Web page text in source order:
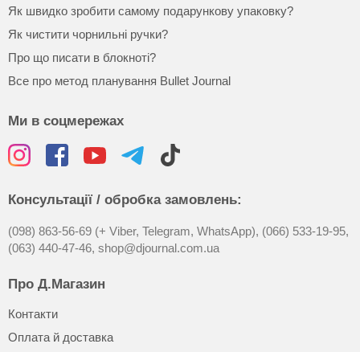
Як швидко зробити самому подарункову упаковку?
Як чистити чорнильні ручки?
Про що писати в блокноті?
Все про метод планування Bullet Journal
Ми в соцмережах
Консультації / обробка замовлень:
(098) 863-56-69 (+ Viber, Telegram, WhatsApp), (066) 533-19-95,
(063) 440-47-46, shop@djournal.com.ua
Про Д.Магазин
Контакти
Оплата й доставка